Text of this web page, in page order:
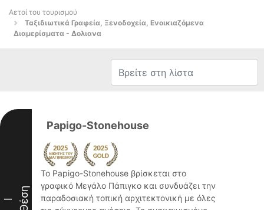
Αετοί του τουρισμού
Ταξιδιωτικά Γραφεία, Ξενοδοχεία, Ενοικιαζόμενα
Διαμερίσματα - Δολιανα
I Θέση
Papigo-Stonehouse
Το Papigo-Stonehouse βρίσκεται στο
γραφικό Μεγάλο Πάπιγκο και συνδυάζει την
παραδοσιακή τοπική αρχιτεκτονική με όλες